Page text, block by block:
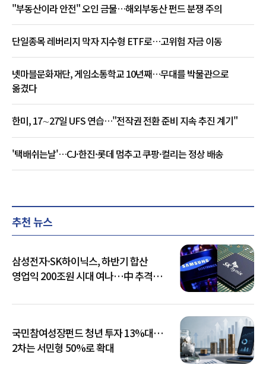
"부동산이라 안전" 오인 금물…해외부동산 펀드 분쟁 주의
단일종목 레버리지 막자 지수형 ETF로…고위험 자금 이동
넷마블문화재단, 게임소통학교 10년째…무대를 박물관으로
옮겼다
한미, 17∼27일 UFS 연습…"전작권 전환 준비 지속 추진 계기"
'택배쉬는날'…CJ·한진·롯데 멈추고 쿠팡·컬리는 정상 배송
추천 뉴스
삼성전자·SK하이닉스, 하반기 합산
영업익 200조원 시대 여나…中 추격은
국민참여성장펀드 청년 투자 13%대…
2차는 서민형 50%로 확대